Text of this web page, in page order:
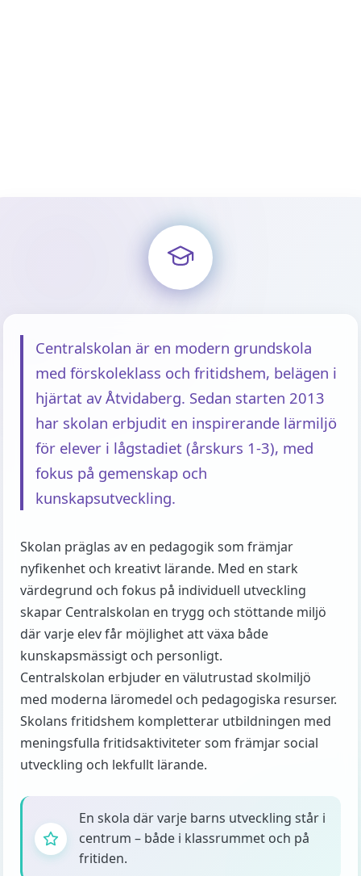
Centralskolan är en modern grundskola
med förskoleklass och fritidshem, belägen i
hjärtat av Åtvidaberg. Sedan starten 2013
har skolan erbjudit en inspirerande lärmiljö
för elever i lågstadiet (årskurs 1-3), med
fokus på gemenskap och
kunskapsutveckling.
Skolan präglas av en pedagogik som främjar
nyfikenhet och kreativt lärande. Med en stark
värdegrund och fokus på individuell utveckling
skapar Centralskolan en trygg och stöttande miljö
där varje elev får möjlighet att växa både
kunskapsmässigt och personligt.
Centralskolan erbjuder en välutrustad skolmiljö
med moderna läromedel och pedagogiska resurser.
Skolans fritidshem kompletterar utbildningen med
meningsfulla fritidsaktiviteter som främjar social
utveckling och lekfullt lärande.
En skola där varje barns utveckling står i
centrum – både i klassrummet och på
fritiden.